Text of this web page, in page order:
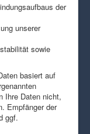
der
unserer
sowie
basiert auf
Ihre Daten nicht,
Empfänger der
ggf.